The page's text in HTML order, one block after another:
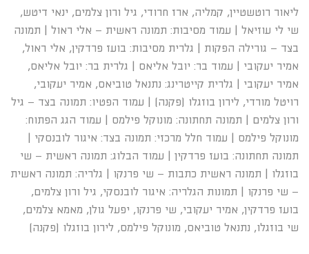
ליאור רוטשטיין, קמליה, ארז חרודי, גיל ורון צלמים, ינאי דיטש,
שי לי עוזיאל | עמוד מסיבות: תמונה ראשית – אלי ראול | תמונה
בצד – גורילה הפקות | גלרית מסיבות: בועז פרדקין, אלי ראול,
אמיר יעקובי | עמוד בר: יובל אליאס | גלרית בר: יובל אליאס,
אמיר יעקובי | גלרית קייטרינג: נתנאל טוביאס, אמיר יעקובי,
רויטל מורדי, לירון בוזגלו (פקנה) | עמוד הפטיו: תמונה בצד – גיל
ורון צלמים | תמונה תחתונה: מונוקל פילמס | עמוד הגג הפתוח:
מונוקל פילמס | עמוד חלל מרכזי: תמונה בצד: איגור לובנסקי |
תמונה תחתונה: בועז פרדקין | עמוד הבלוג: תמונה ראשית – שי
בוזגלו | תמונה ראשית כתבות – שי פרנקו | גלריה: תמונה ראשית
– שי פרנקו | תמונות הגלריה: איגור לובנסקי, גיל ורון צלמים,
בועז פרדקין, אמיר יעקובי, שי פרנקו, יפעל גולן, מאמא צלמים,
שי בוזגלו, נתנאל טוביאס, מונוקל פילמס, לירון בוזגלו (פקנה)